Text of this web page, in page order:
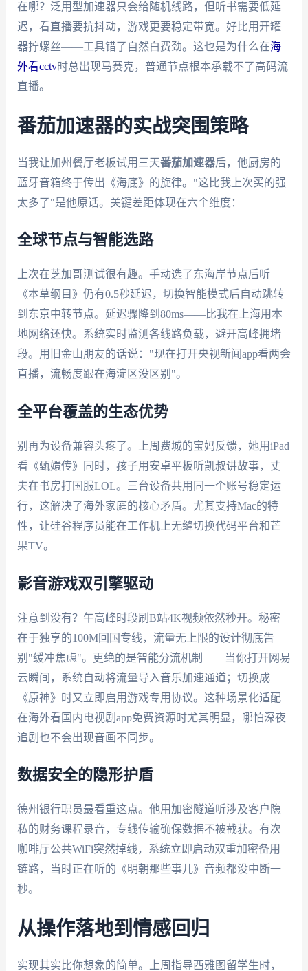
在哪？泛用型加速器只会给随机线路，但听书需要低延
迟，看直播要抗抖动，游戏更要稳定带宽。好比用开罐
器拧螺丝——工具错了自然白费劲。这也是为什么在海
外看cctv时总出现马赛克，普通节点根本承载不了高码流
直播。
番茄加速器的实战突围策略
当我让加州餐厅老板试用三天番茄加速器后，他厨房的
蓝牙音箱终于传出《海底》的旋律。"这比我上次买的强
太多了"是他原话。关键差距体现在六个维度：
全球节点与智能选路
上次在芝加哥测试很有趣。手动选了东海岸节点后听
《本草纲目》仍有0.5秒延迟，切换智能模式后自动跳转
到东京中转节点。延迟骤降到80ms——比我在上海用本
地网络还快。系统实时监测各线路负载，避开高峰拥堵
段。用旧金山朋友的话说："现在打开央视新闻app看两会
直播，流畅度跟在海淀区没区别"。
全平台覆盖的生态优势
别再为设备兼容头疼了。上周费城的宝妈反馈，她用iPad
看《甄嬛传》同时，孩子用安卓平板听凯叔讲故事，丈
夫在书房打国服LOL。三台设备共用同一个账号稳定运
行，这解决了海外家庭的核心矛盾。尤其支持Mac的特
性，让硅谷程序员能在工作机上无缝切换代码平台和芒
果TV。
影音游戏双引擎驱动
注意到没有？午高峰时段刷B站4K视频依然秒开。秘密
在于独享的100M回国专线，流量无上限的设计彻底告
别"缓冲焦虑"。更绝的是智能分流机制——当你打开网易
云瞬间，系统自动将流量导入音乐加速通道；切换成
《原神》时又立即启用游戏专用协议。这种场景化适配
在海外看国内电视剧app免费资源时尤其明显，哪怕深夜
追剧也不会出现音画不同步。
数据安全的隐形护盾
德州银行职员最看重这点。他用加密隧道听涉及客户隐
私的财务课程录音，专线传输确保数据不被截获。有次
咖啡厅公共WiFi突然掉线，系统立即启动双重加密备用
链路，当时正在听的《明朝那些事儿》音频都没中断一
秒。
从操作落地到情感回归
实现其实比你想象的简单。上周指导西雅图留学生时，